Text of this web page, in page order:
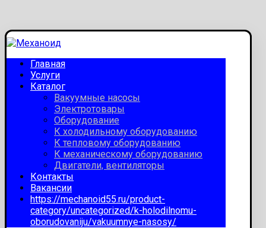
Главная
Услуги
Каталог
Вакуумные насосы
Электротовары
Оборудование
К холодильному оборудованию
К тепловому оборудованию
К механическому оборудованию
Двигатели, вентиляторы
Контакты
Вакансии
https://mechanoid55.ru/product-
category/uncategorized/k-holodilnomu-
oborudovaniju/vakuumnye-nasosy/